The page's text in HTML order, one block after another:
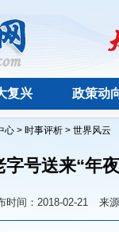
复兴 政策动
心 > 时事评析 > 世界风云
字号送来“年
时间：2018-02-21 来